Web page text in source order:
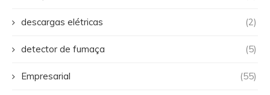
descargas elétricas (2)
detector de fumaça (5)
Empresarial (55)